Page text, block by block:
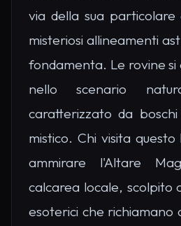
via della sua particolare
misteriosi allineamenti
fondamenta. Le rovine
nello scenario
caratterizzato da
mistico. Chi visita
ammirare l'Altare
calcarea locale, scolpito
esoterici che richiamano